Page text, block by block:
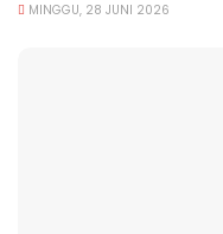
MINGGU, 28 JUNI 2026